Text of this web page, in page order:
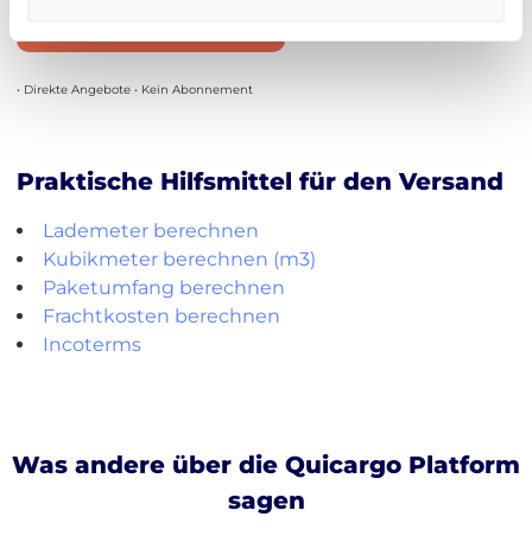
• Direkte Angebote • Kein Abonnement
Praktische Hilfsmittel für den Versand
Lademeter berechnen
Kubikmeter berechnen (m3)
Paketumfang berechnen
Frachtkosten berechnen
Incoterms
Was andere über die Quicargo Platform
sagen